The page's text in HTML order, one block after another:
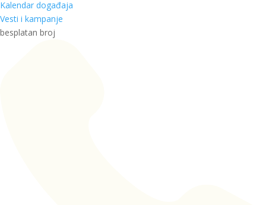
Kalendar događaja
Vesti i kampanje
besplatan broj